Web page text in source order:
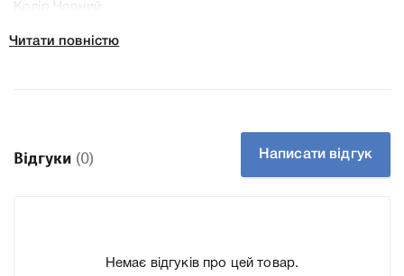
Колір Чорний
Производитель HP
докладні характеристики, список друкувальної техніки,
Читати повністю
Відгуки (0) Написати відгук
Немає відгуків про цей товар.